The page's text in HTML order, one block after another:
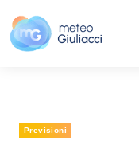
Previsioni